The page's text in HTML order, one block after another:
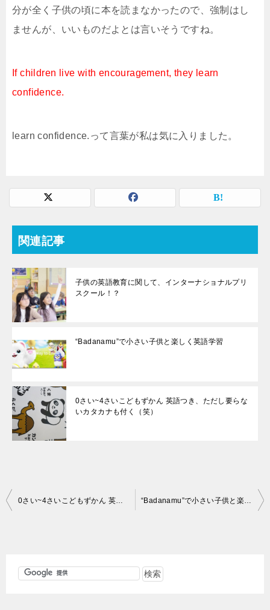
分が全く子供の頃に本を読まなかったので、強制はし
ませんが、いいものだよとは言いそうですね。
If children live with encouragement, they learn
confidence.
learn confidence.って言葉が私は気に入りました。
関連記事
子供の英語教育に関して、インターナショナルプリ
スクール！？
“Badanamu”で小さい子供と楽しく英語学習
0さい~4さいこどもずかん 英語つき、ただし要らな
いカタカナも付く（笑）
投